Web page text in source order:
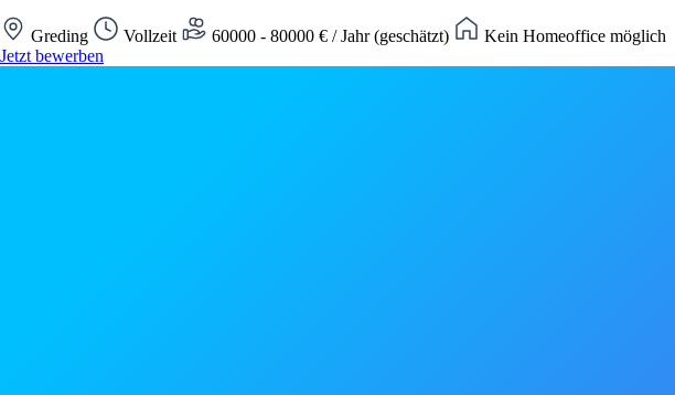
Greding Vollzeit 60000 - 80000 € / Jahr (geschätzt)
Kein Homeoffice möglich
Jetzt bewerben